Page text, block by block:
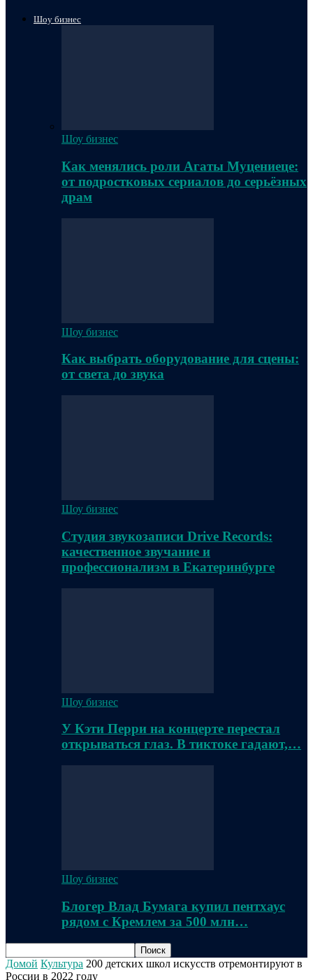
Шоу бизнес
Шоу бизнес
Как менялись роли Агаты Муцениеце:
от подростковых сериалов до серьёзных
драм
Шоу бизнес
Как выбрать оборудование для сцены:
от света до звука
Шоу бизнес
Студия звукозаписи Drive Records:
качественное звучание и
профессионализм в Екатеринбурге
Шоу бизнес
У Кэти Перри на концерте перестал
открываться глаз. В тиктоке гадают,…
Шоу бизнес
Блогер Влад Бумага купил пентхаус
рядом с Кремлем за 500 млн…
Домой Культура 200 детских школ искусств отремонтируют в
России в 2022 году